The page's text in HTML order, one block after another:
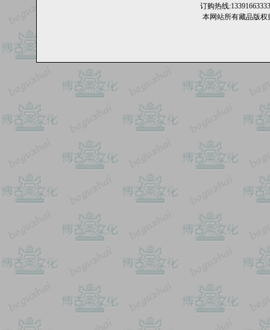
订购热线
本网站所有藏品版